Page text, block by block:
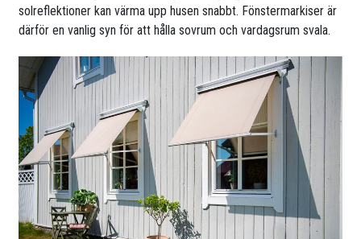
solreflektioner kan värma upp husen snabbt. Fönstermarkiser är
därför en vanlig syn för att hålla sovrum och vardagsrum svala.